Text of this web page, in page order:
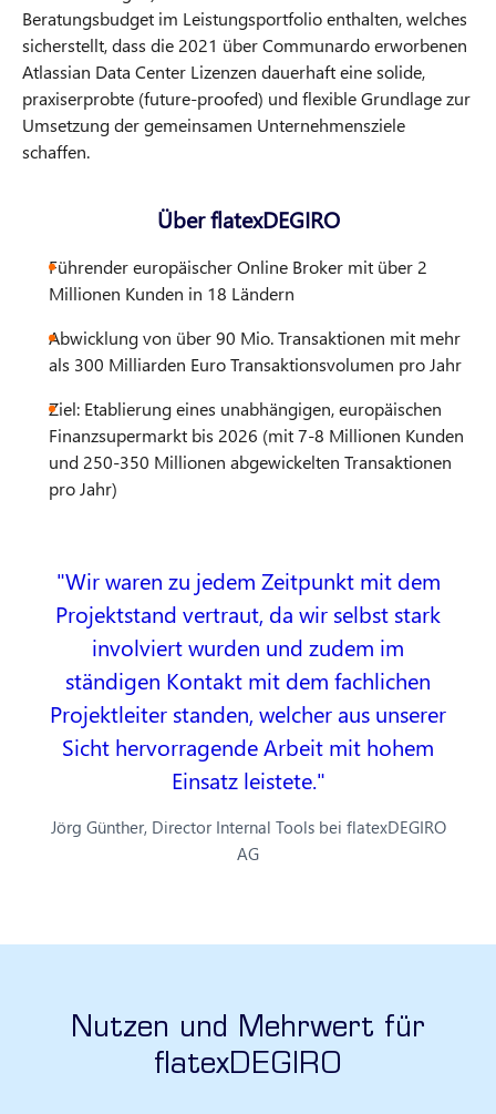
Beratungsbudget im Leistungsportfolio enthalten, welches
sicherstellt, dass die 2021 über Communardo erworbenen
Atlassian Data Center Lizenzen dauerhaft eine solide,
praxiserprobte (future-proofed) und flexible Grundlage zur
Umsetzung der gemeinsamen Unternehmensziele
schaffen.
Über flatexDEGIRO
Führender europäischer Online Broker mit über 2
Millionen Kunden in 18 Ländern
Abwicklung von über 90 Mio. Transaktionen mit mehr
als 300 Milliarden Euro Transaktionsvolumen pro Jahr
Ziel: Etablierung eines unabhängigen, europäischen
Finanzsupermarkt bis 2026 (mit 7-8 Millionen Kunden
und 250-350 Millionen abgewickelten Transaktionen
pro Jahr)
Wir waren zu jedem Zeitpunkt mit dem
Projektstand vertraut, da wir selbst stark
involviert wurden und zudem im
ständigen Kontakt mit dem fachlichen
Projektleiter standen, welcher aus unserer
Sicht hervorragende Arbeit mit hohem
Einsatz leistete.
Jörg Günther, Director Internal Tools bei flatexDEGIRO
AG
Nutzen und Mehrwert für
flatexDEGIRO